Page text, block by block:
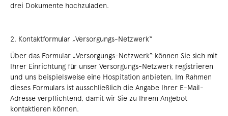
drei Dokumente hochzuladen.
2. Kontaktformular „Versorgungs-Netzwerk“
Über das Formular „Versorgungs-Netzwerk“ können Sie sich mit
Ihrer Einrichtung für unser Versorgungs-Netzwerk registrieren
und uns beispielsweise eine Hospitation anbieten. Im Rahmen
dieses Formulars ist ausschließlich die Angabe Ihrer E-Mail-
Adresse verpflichtend, damit wir Sie zu Ihrem Angebot
kontaktieren können.